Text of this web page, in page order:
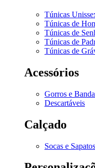
Túnicas
Túnicas de
Túnicas de
Túnicas de
Túnicas de
Acessórios
Gorros e
Descartáveis
Calçado
Socas e Sapatos